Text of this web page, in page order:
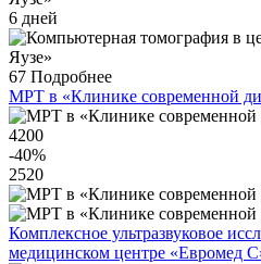
6 дней
67 Подробнее
МРТ в «Клинике современной
4200
-40%
2520
Комплексное ультразвуковое
медицинском центре «Евромед